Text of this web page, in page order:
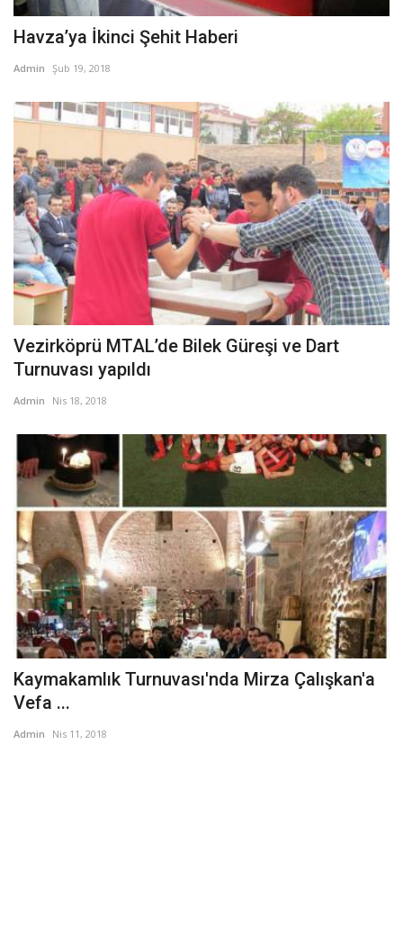
Havza’ya İkinci Şehit Haberi
Admin Şub 19, 2018
Vezirköprü MTAL’de Bilek Güreşi ve Dart
Turnuvası yapıldı
Admin Nis 18, 2018
Kaymakamlık Turnuvası'nda Mirza Çalışkan'a
Vefa ...
Admin Nis 11, 2018